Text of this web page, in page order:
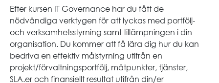
Efter kursen IT Governance har du fått de
nödvändiga verktygen för att lyckas med portfölj-
och verksamhetsstyrning samt tillämpningen i din
organisation. Du kommer att få lära dig hur du kan
bedriva en effektiv målstyrning utifrån en
projekt/förvaltningsportfölj, mätpunkter, tjänster,
SLA.er och finansiellt resultat utifrån din/er